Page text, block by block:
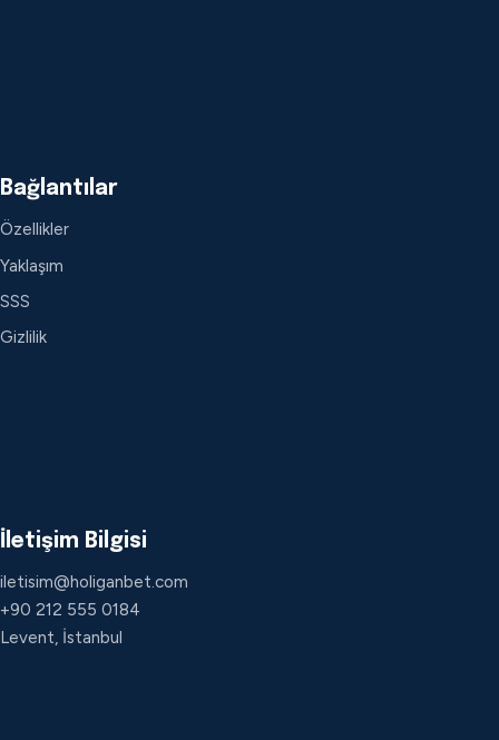
Bağlantılar
Özellikler
Yaklaşım
SSS
Gizlilik
İletişim Bilgisi
iletisim@holiganbet.com
+90 212 555 0184
Levent, İstanbul